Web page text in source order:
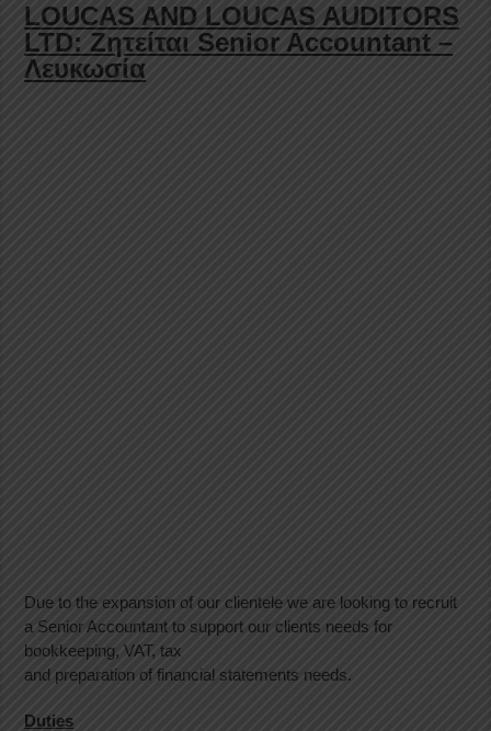
LOUCAS AND LOUCAS AUDITORS
LTD: Ζητείται Senior Accountant –
Λευκωσία
Due to the expansion of our clientele we are looking to recruit
a Senior Accountant to support our clients needs for
bookkeeping, VAT, tax
and preparation of financial statements needs.
Duties